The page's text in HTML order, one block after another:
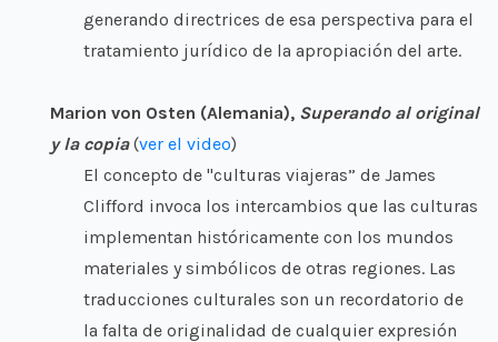
generando directrices de esa perspectiva para el
tratamiento jurídico de la apropiación del arte.
Marion von Osten (Alemania), Superando al original
y la copia(ver el video)
El concepto de "culturas viajeras” de James
Clifford invoca los intercambios que las culturas
implementan históricamente con los mundos
materiales y simbólicos de otras regiones. Las
traducciones culturales son un recordatorio de
la falta de originalidad de cualquier expresión